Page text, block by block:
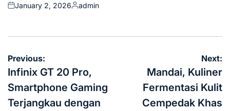
Posted
January 2, 2026
Posted
admin
Post
navigation
Previous:
Infinix GT 20 Pro,
Smartphone Gaming
Terjangkau dengan
Next:
Mandai, Kuliner
Fermentasi Kulit
Cempedak Khas